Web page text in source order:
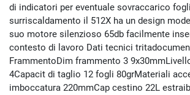
di indicatori per eventuale sovraccarico
surriscaldamento il 512X ha un design
suo motore silenzioso 65db facilmente
contesto di lavoro Dati tecnici
FrammentoDim frammento 3
4Capacit di taglio 12 fogli 80grMateriali
imboccatura 220mmCap cestino 22L